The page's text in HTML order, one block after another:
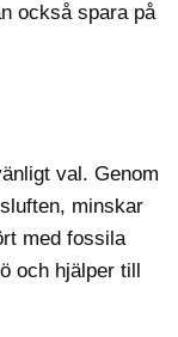
också spara på
val. Genom
minskar
med fossila
och hjälper till